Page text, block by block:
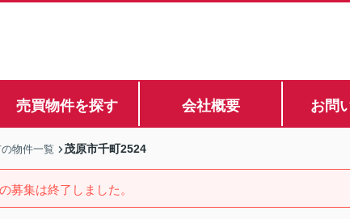
売買物件を探す 会社概要 お問
物件一覧 茂原市千町2524
募集は終了しました。